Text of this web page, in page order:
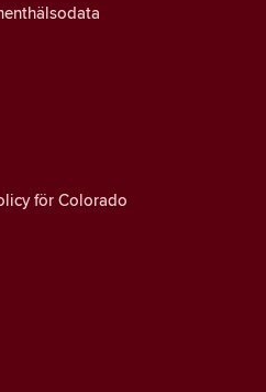
för Colorado